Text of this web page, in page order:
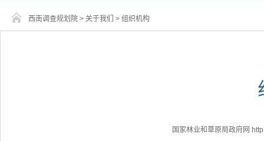
西南调查规划院 > 关于我们 > 组织机构
国家林业和草原局政府网